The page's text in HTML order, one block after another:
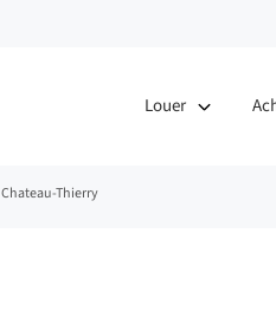
Louer
Chateau-Thierry